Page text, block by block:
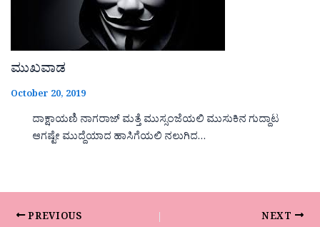
ಮುಖವಾಡ
October 20, 2019
ದಾಕ್ಷಾಯಣಿ ನಾಗರಾಜ್ ಮತ್ತೆ ಮುಸ್ಸಂಜೆಯಲಿ ಮುಸುಕಿನ ಗುದ್ದಾಟ
ಆಗಷ್ಟೇ ಮುದ್ದೆಯಾದ ಹಾಸಿಗೆಯಲಿ ನಲುಗಿದ…
PREVIOUS NEXT